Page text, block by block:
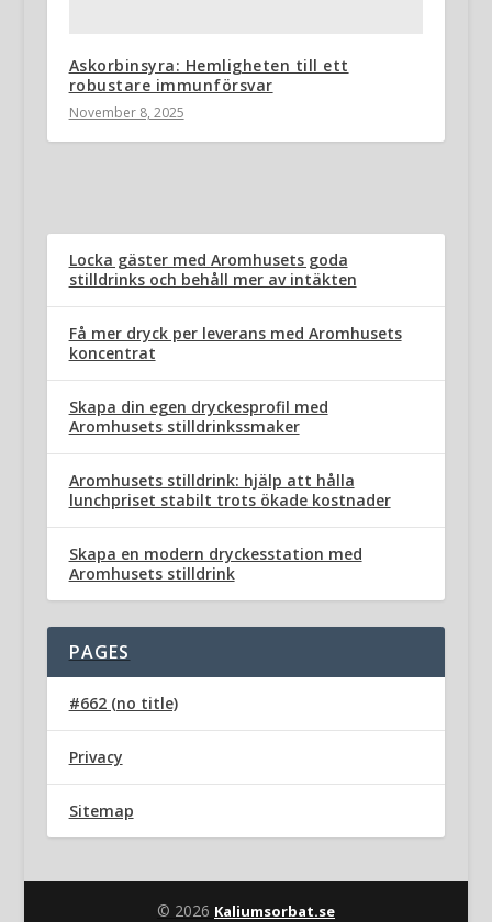
Askorbinsyra: Hemligheten till ett
robustare immunförsvar
November 8, 2025
Locka gäster med Aromhusets goda
stilldrinks och behåll mer av intäkten
Få mer dryck per leverans med Aromhusets
koncentrat
Skapa din egen dryckesprofil med
Aromhusets stilldrinkssmaker
Aromhusets stilldrink: hjälp att hålla
lunchpriset stabilt trots ökade kostnader
Skapa en modern dryckesstation med
Aromhusets stilldrink
PAGES
#662 (no title)
Privacy
Sitemap
© 2026 Kaliumsorbat.se